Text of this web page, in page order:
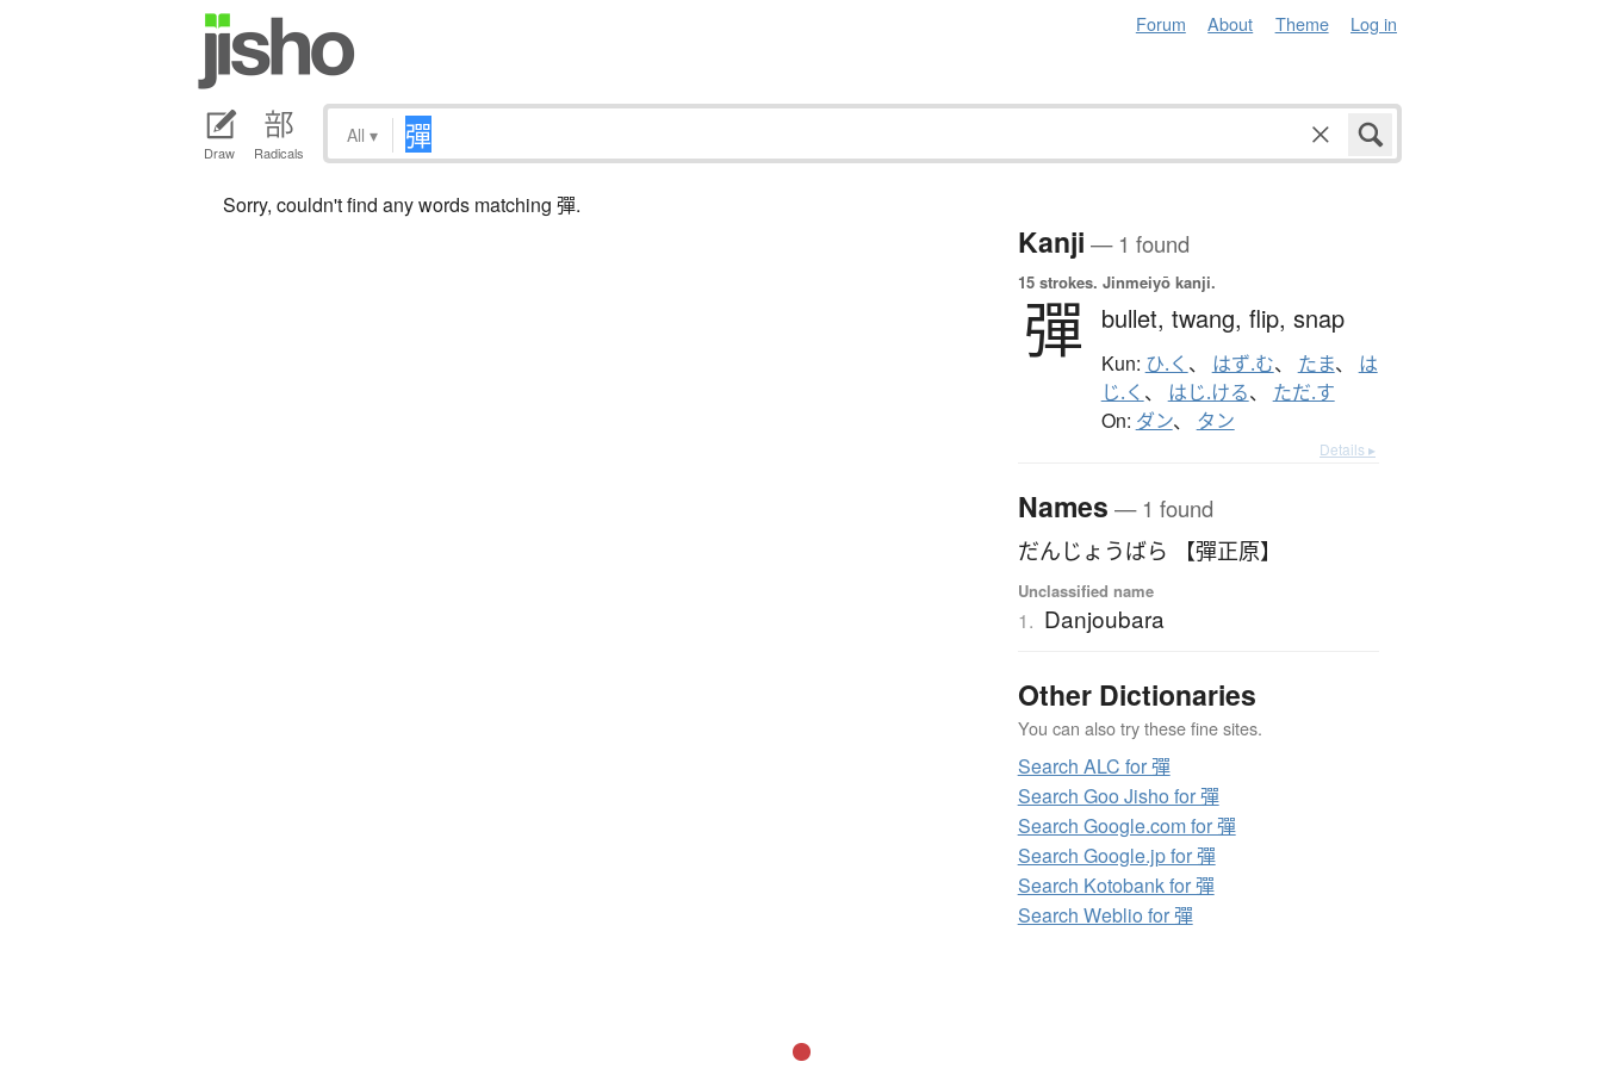
Forum About Theme Log in
Draw Radicals
All ▾
Sorry, couldn't find any words matching 彈.
Kanji — 1 found
15 strokes. Jinmeiyō kanji.
彈 bullet, twang, flip, snap
Kun: ひ.く 、 はず.む、 たま、 は
じ.く 、 はじ.ける、 ただ.す
On: ダン、 タン
Details ▸
Names — 1 found
だんじょうばら 【彈正原】
Unclassified name
1. Danjoubara
Other Dictionaries
You can also try these fine sites.
Search ALC for 彈
Search Goo Jisho for 彈
Search Google.com for 彈
Search Google.jp for 彈
Search Kotobank for 彈
Search Weblio for 彈